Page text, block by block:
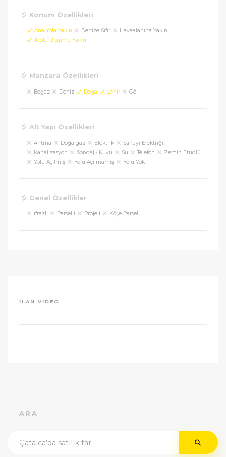
Konum Özellikleri
Ana Yola Yakın Denize Sıfır
Havaalanına Yakın
Toplu Ulaşıma Yakın
Manzara Özellikleri
Boğaz Deniz Doğa Şehir Göl
Alt Yapı Özellikleri
Arıtma Doğalgaz Elektrik
Sanayi Elektriği
Kanalizasyon
Sondaj / Kuyu Su Telefon
Zemin Etüdlü
Yolu Açılmış
Yolu Açılmamış Yolu Yok
Genel Özellikler
İfrazlı Parselli Projeli Köşe Parsel
İLAN VIDEO
ARA